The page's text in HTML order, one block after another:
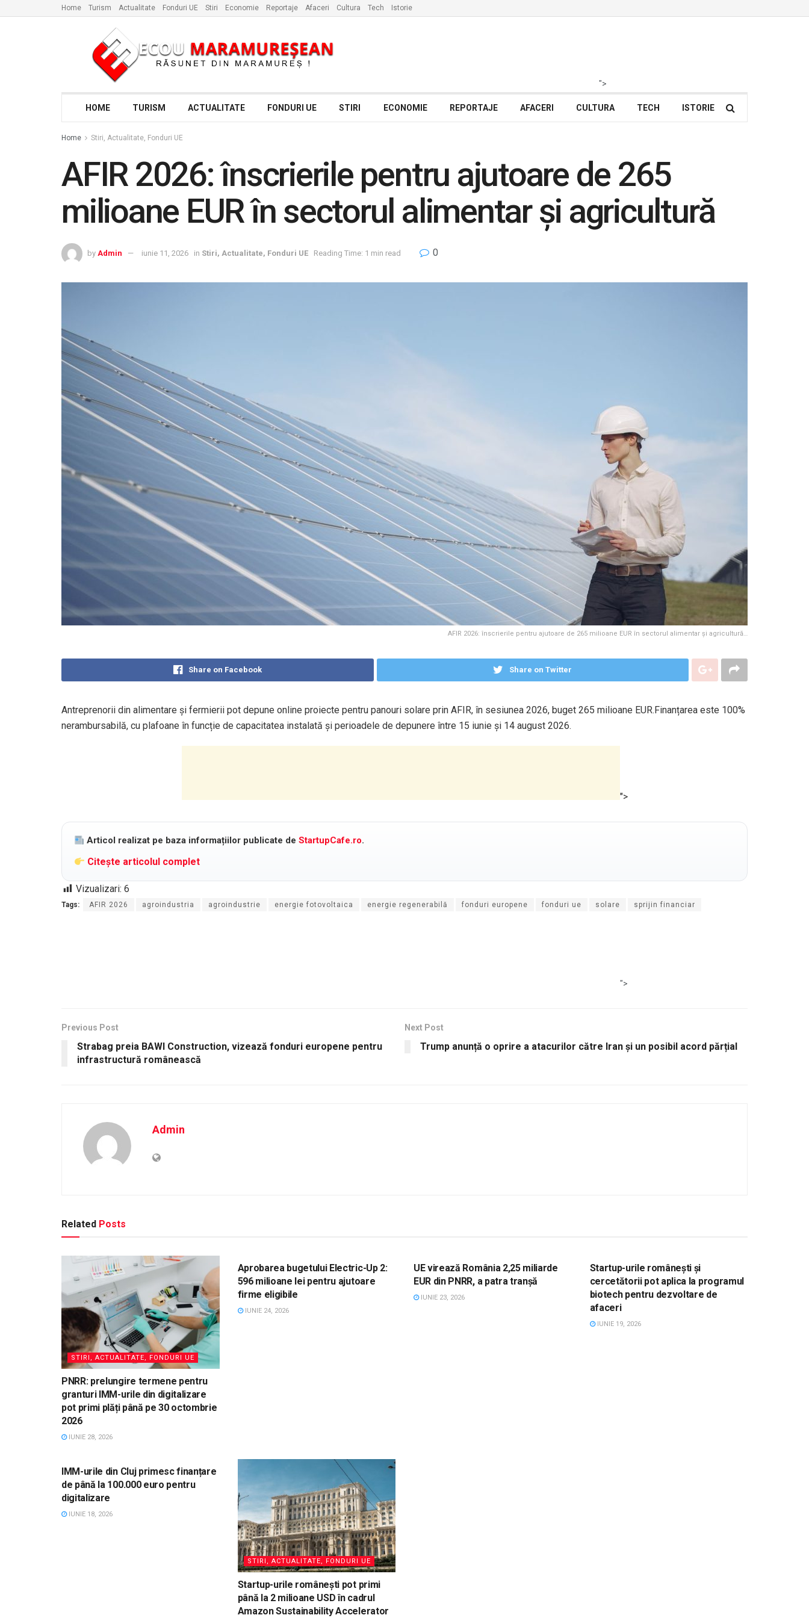
Home Turism Actualitate Fonduri UE Stiri Economie Reportaje Afaceri Cultura Tech Istorie
">
HOME TURISM ACTUALITATE FONDURI UE STIRI ECONOMIE REPORTAJE AFACERI CULTURA TECH ISTORIE
Home Stiri, Actualitate, Fonduri UE
AFIR 2026: înscrierile pentru ajutoare de 265
milioane EUR în sectorul alimentar și agricultură
by Admin iunie 11, 2026 in Stiri, Actualitate, Fonduri UE Reading Time: 1 min read 0
AFIR 2026: înscrierile pentru ajutoare de 265 milioane EUR în sectorul alimentar și agricultură…
Share on Facebook Share on Twitter
Antreprenorii din alimentare și fermierii pot depune online proiecte pentru panouri solare prin AFIR, în sesiunea 2026, buget 265 milioane EUR.Finanțarea este 100%
nerambursabilă, cu plafoane în funcție de capacitatea instalată și perioadele de depunere între 15 iunie și 14 august 2026.
">
Articol realizat pe baza informațiilor publicate deStartupCafe.ro.
Citește articolul complet
Vizualizari: 6
Tags: AFIR 2026 agroindustria agroindustrie energie fotovoltaica energie regenerabilă fonduri europene fonduri ue solare sprijin financiar
">
Previous Post
Strabag preia BAWI Construction, vizează fonduri europene pentru
infrastructură românească
Next Post
Trump anunță o oprire a atacurilor către Iran și un posibil acord părțial
Admin
Related Posts
STIRI, ACTUALITATE, FONDURI UE
PNRR: prelungire termene pentru
granturi IMM-urile din digitalizare
pot primi plăți până pe 30 octombrie
2026
IUNIE 28, 2026
Aprobarea bugetului Electric-Up 2:
596 milioane lei pentru ajutoare
firme eligibile
IUNIE 24, 2026
UE virează România 2,25 miliarde
EUR din PNRR, a patra tranșă
IUNIE 23, 2026
Startup-urile românești și
cercetătorii pot aplica la programul
biotech pentru dezvoltare de
afaceri
IUNIE 19, 2026
IMM-urile din Cluj primesc finanțare
de până la 100.000 euro pentru
digitalizare
IUNIE 18, 2026
STIRI, ACTUALITATE, FONDURI UE
Startup-urile românești pot primi
până la 2 milioane USD în cadrul
Amazon Sustainability Accelerator